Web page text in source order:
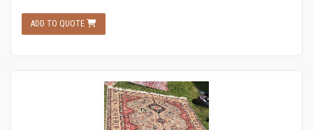
ADD TO QUOTE